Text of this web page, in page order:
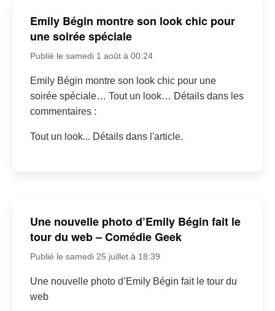
Emily Bégin montre son look chic pour
une soirée spéciale
Publié le samedi 1 août à 00:24
Emily Bégin montre son look chic pour une
soirée spéciale… Tout un look… Détails dans les
commentaires :
Tout un look... Détails dans l'article.
Une nouvelle photo d’Emily Bégin fait le
tour du web – Comédie Geek
Publié le samedi 25 juillet à 18:39
Une nouvelle photo d’Emily Bégin fait le tour du
web